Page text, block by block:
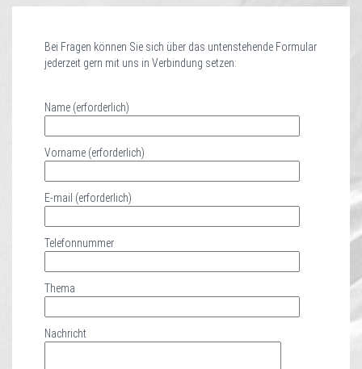
Bei Fragen können Sie sich über das untenstehende Formular
jederzeit gern mit uns in Verbindung setzen:
Name (erforderlich)
Vorname (erforderlich)
E-mail (erforderlich)
Telefonnummer
Thema
Nachricht